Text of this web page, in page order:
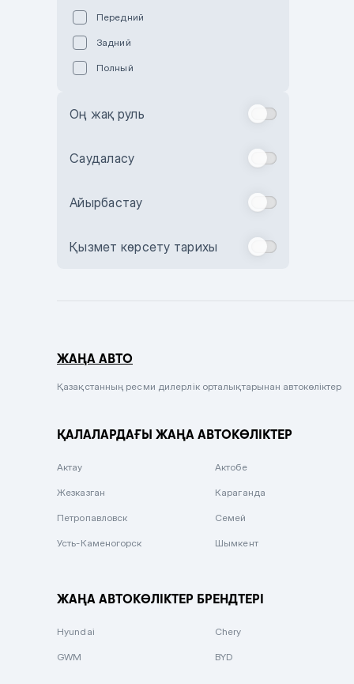
Зеленый
Бежевый
Комбинированный
Сиреневый металлик
Вишневый
Передний
Задний
Полный
Оң жақ руль
Саудаласу
Айырбастау
Қызмет көрсету тарихы
ЖАҢА АВТО
Қазақстанның ресми дилерлік орталықтарынан автокөліктер
ҚАЛАЛАРДАҒЫ ЖАҢА АВТОКӨЛІКТЕР
Актау Актобе
Жезказган Караганда
Петропавловск Семей
Усть-Каменогорск Шымкент
ЖАҢА АВТОКӨЛІКТЕР БРЕНДТЕРІ
Hyundai Chery
GWM BYD